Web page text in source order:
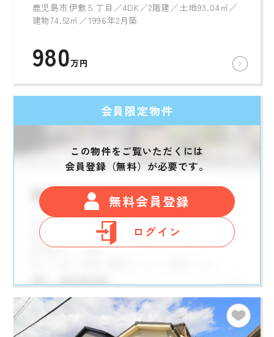
鹿児島市伊敷５丁目／4DK／2階建／土地93.04㎡／
建物74.52㎡／1996年2月築
980万円
会員限定物件
この物件をご覧いただくには
会員登録（無料）が必要です。
無料会員登録
ログイン